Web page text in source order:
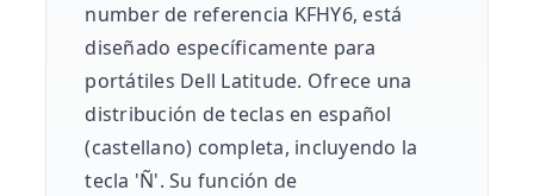
number de referencia KFHY6, está
diseñado específicamente para
portátiles Dell Latitude. Ofrece una
distribución de teclas en español
(castellano) completa, incluyendo la
tecla 'Ñ'. Su función de